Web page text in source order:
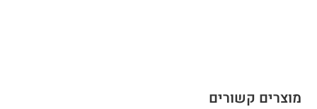
מוצרים קשורים